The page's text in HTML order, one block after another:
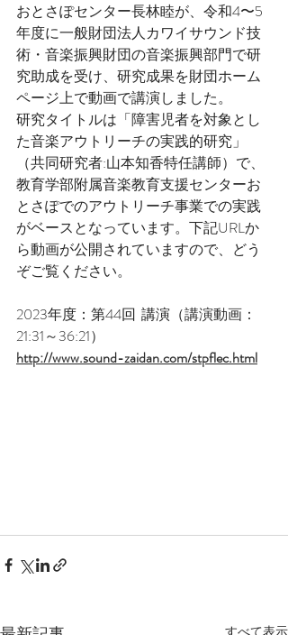
おとさぽセンター長林睦が、令和4〜5
年度に一般財団法人カワイサウンド技
術・音楽振興財団の音楽振興部門で研
究助成を受け、研究成果を財団ホーム
ページ上で動画で講演しました。
研究タイトルは「障害児者を対象とし
た音楽アウトリーチの実践的研究」
（共同研究者:山本知香特任講師）で、
教育学部附属音楽教育支援センターお
とさぽでのアウトリーチ事業での実践
がベースとなっています。下記URLか
ら動画が公開されていますので、どう
ぞご覧ください。
2023年度：第44回  講演（講演動画：
21:31～36:21）
http://www.sound-zaidan.com/stpflec.html
すべて表示